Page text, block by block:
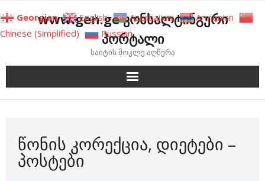
to
content
www.gen.ge კონსალტინგური
პორტალი
საიტის მოკლე აღწერა
ᲬᲝᲜᲘᲡ ᲙᲝᲠᲔᲥᲪᲘᲐ, ᲓᲘᲔᲢᲔᲑᲘ –
ᲞᲝᲡᲢᲔᲑᲘ
Georgian English Azerbaijani
Armenian
Chinese (Simplified)
Russian